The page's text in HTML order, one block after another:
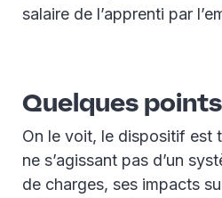
salaire de l’apprenti par
Quelques
On le voit, le dispositif est
ne s’agissant pas d’un
de charges, ses impacts